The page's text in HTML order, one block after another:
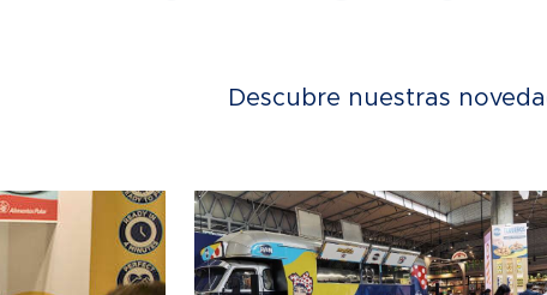
Descubre nuestras